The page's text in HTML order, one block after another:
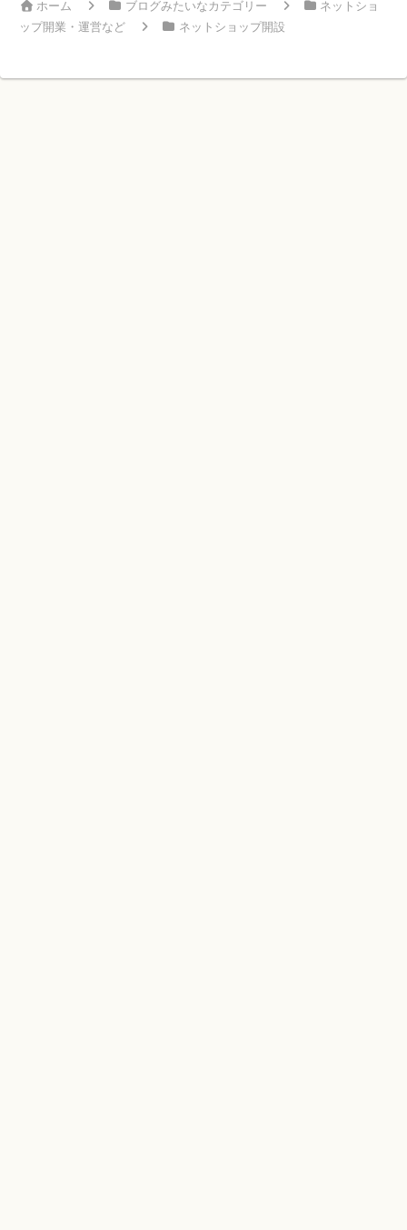
ホーム ブログみたいなカテゴリー
ネットショ
ップ開業・運営など
ネットショップ開設